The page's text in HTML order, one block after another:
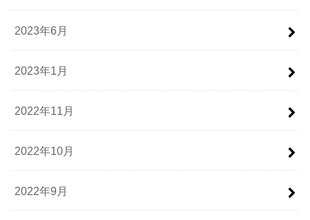
2023年6月
2023年1月
2022年11月
2022年10月
2022年9月